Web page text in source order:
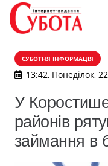
СУБОТНЯ ІНФОРМАЦІЯ
13:42, Понеділок,
У
районів
займання в